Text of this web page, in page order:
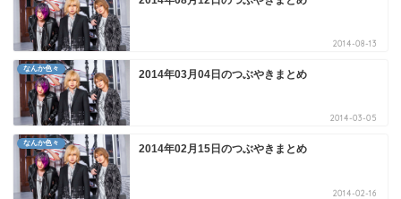
2014-08-13
なんか色々 2014年03月04日のつぶやきまとめ
2014-03-05
なんか色々 2014年02月15日のつぶやきまとめ
2014-02-16